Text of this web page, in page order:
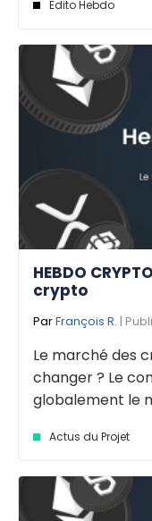
Edito Hebdo
HEBDO
crypto
ParFrançois R. |
Le marché des
changer ? Le
globalement le
Actus du Projet